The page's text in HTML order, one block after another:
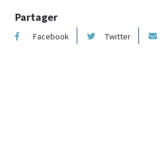
Partager
Facebook Twitter